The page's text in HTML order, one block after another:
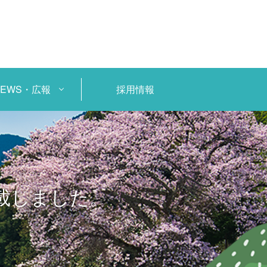
・広報 採用情報
しました。